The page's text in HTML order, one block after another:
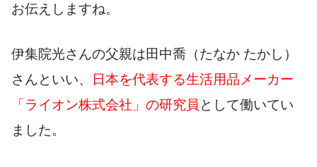
お伝えしますね。
伊集院光さんの父親は田中喬（たなか たかし）
さんといい、
日本を代表する生活用品メーカー
「ライオン株式会社」の研究員 として働いてい
ました。